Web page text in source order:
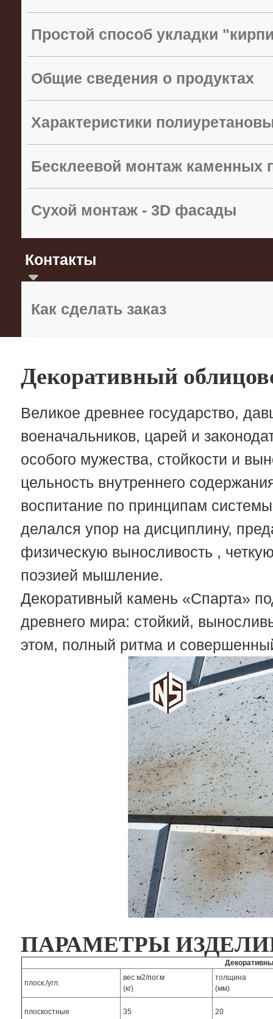
Простой способ укладки
Общие сведения о продуктах
Характеристики
Бесклеевой монтаж каменных
Сухой монтаж - 3D фасады
Контакты
Как сделать заказ
Декоративный
Великое древнее государство,
военачальников, царей и
особого мужества, стойкости и
цельность внутреннего
воспитание по принципам
делался упор на дисциплину,
физическую выносливость ,
поэзией мышление.
Декоративный камень «Спарта»
древнего мира: стойкий,
этом, полный ритма и
ПАРАМЕТРЫ
плоск./угл.
вес м2/пог.м
(кг)
толщина
(мм)
плоскостные 35 20